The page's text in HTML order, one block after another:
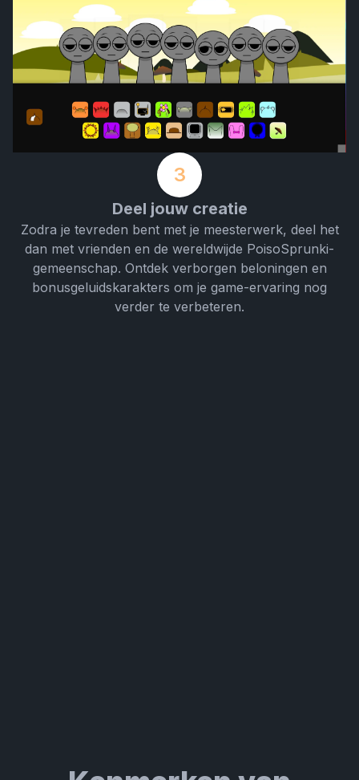
3
Deel jouw creatie
Zodra je tevreden bent met je meesterwerk, deel het
dan met vrienden en de wereldwijde PoisoSprunki-
gemeenschap. Ontdek verborgen beloningen en
bonusgeluidskarakters om je game-ervaring nog
verder te verbeteren.